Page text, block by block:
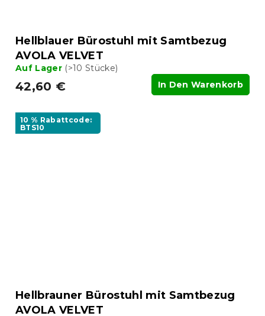
Hellblauer Bürostuhl mit Samtbezug
AVOLA VELVET
Auf Lager (>10 Stücke)
42,60 € In Den Warenkorb
10 % Rabattcode:
BTS10
Hellbrauner Bürostuhl mit Samtbezug
AVOLA VELVET